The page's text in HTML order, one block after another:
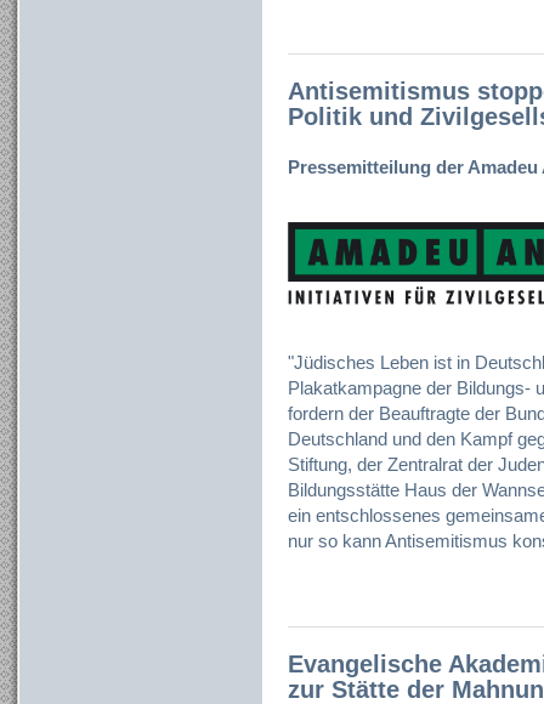
Antisemitismus
Politik und
Pressemitteilung der
"Jüdisches Leben ist in
Plakatkampagne der Bildungs-
fordern der Beauftragte der
Deutschland und den Kampf
Stiftung, der Zentralrat der
Bildungsstätte Haus der
ein entschlossenes
nur so kann Antisemitismus
Evangelische
zur Stätte der